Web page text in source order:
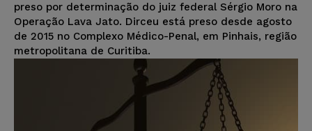
preso por determinação do juiz federal Sérgio Moro na
Operação Lava Jato. Dirceu está preso desde agosto
de 2015 no Complexo Médico-Penal, em Pinhais, região
metropolitana de Curitiba.